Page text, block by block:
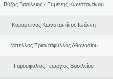
Βύζας Βασίλειος - Ευμένης Κωνσταντίνου
Καραμπίνας Κωνσταντίνος Ιωάννη
Μπέλλος Τριαντάφυλλος Αθανασίου
Γαρουφαλιάς Γεώργιος Βασιλείου